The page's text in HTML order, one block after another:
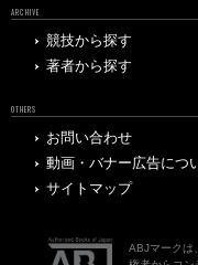
ARCHIVE
競技から探す
著者から探す
OTHERS
お問い合わせ
動画・バナー広告につ
サイトマップ
ABJマークは